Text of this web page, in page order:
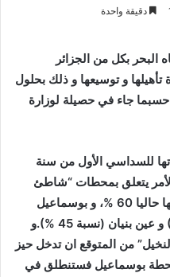
دقيقة واحدة
البحر بكل من الجزائر
تأهيلها و توسيعها و ذلك بحلول
جاء في حصيلة لوزارة
للسداسي الأول من سنة
الأمر يتعلق بمحطات “شاطئ
النخيل” التي تناهز نسبة تقدم اشغالها حاليا 60 %، و بوسماعيل
(نسبة 59 %) و زرالدة (نسبة 50 %) و عين بنيان (نسبة 45 %).و
من المتوقع ان تدخل حيز
اما محطة بوسماعيل فستنطلق في